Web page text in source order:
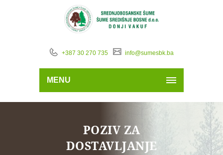
+387 30 270 735 info@sumesbk.ba
MENU
POZIV ZA
DOSTAVLJANJE